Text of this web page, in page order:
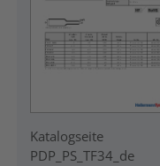
Katalogseite
PDP_PS_TF34_de